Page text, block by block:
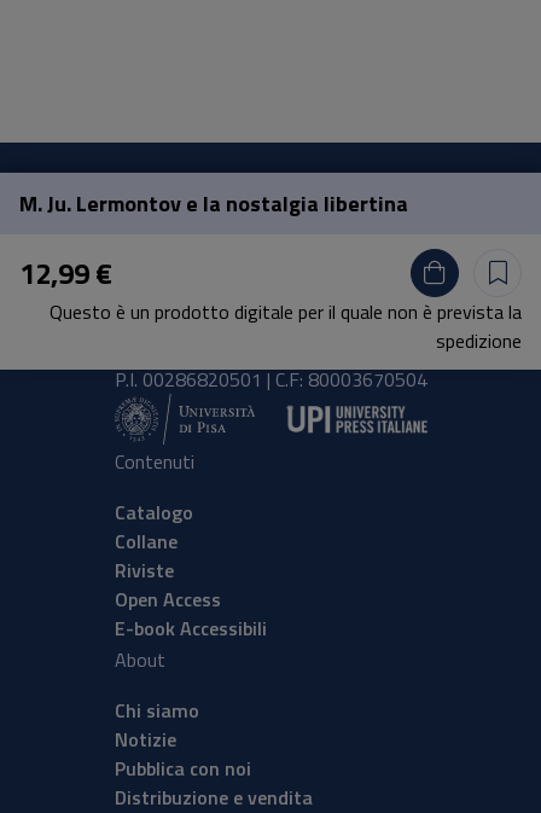
M. Ju. Lermontov e la nostalgia libertina
12,99 €
Questo è un prodotto digitale per il quale non è prevista la
spedizione
Pisa University Press
Lungarno Pacinotti 43/44 56126 Pisa
tel.+39 050 2212056
P.I. 00286820501 | C.F: 80003670504
Contenuti
Catalogo
Collane
Riviste
Open Access
E-book Accessibili
About
Chi siamo
Notizie
Pubblica con noi
Distribuzione e vendita